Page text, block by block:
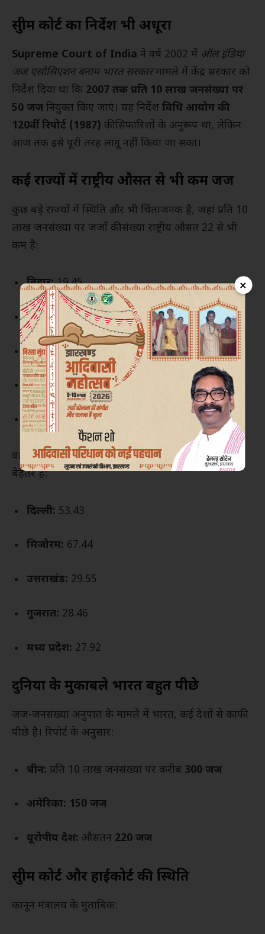
×
सुप्रीम कोर्ट का निर्देश भी अधूरा
Supreme Court of India ने वर्ष 2002 में ऑल इंडिया
जज एसोसिएशन बनाम भारत सरकारमामले में केंद्र सरकार को
निर्देश दिया था कि 2007 तक प्रति 10 लाख जनसंख्या पर
50 जज नियुक्त किए जाएं। यह निर्देश विधि आयोग की
120वीं रिपोर्ट (1987) की सिफारिशों के अनुरूप था, लेकिन
आज तक इसे पूरी तरह लागू नहीं किया जा सका।
कई राज्यों में राष्ट्रीय औसत से भी कम जज
कुछ बड़े राज्यों में स्थिति और भी चिंताजनक है, जहां प्रति 10
लाख जनसंख्या पर जजों की संख्या राष्ट्रीय औसत 22 से भी
कम है:
बिहार:19.45
उत्तर प्रदेश: 18.52
झारखंड: 21.43
पश्चिम बंगाल:12.05
असम:15.54
वहीं कुछ राज्यों और केंद्र शासित प्रदेशों में स्थिति अपेक्षाकृत
बेहतर है:
दिल्ली: 53.43
मिजोरम: 67.44
उत्तराखंड: 29.55
गुजरात: 28.46
मध्य प्रदेश: 27.92
दुनिया के मुकाबले भारत बहुत पीछे
जज-जनसंख्या अनुपात के मामले में भारत, कई देशों से काफी
पीछे है। रिपोर्ट के अनुसार:
चीन: प्रति 10 लाख जनसंख्या पर करीब 300 जज
अमेरिका: 150 जज
यूरोपीय देश: औसतन 220 जज
सुप्रीम कोर्ट और हाईकोर्ट की स्थिति
कानून मंत्रालय के मुताबिक: